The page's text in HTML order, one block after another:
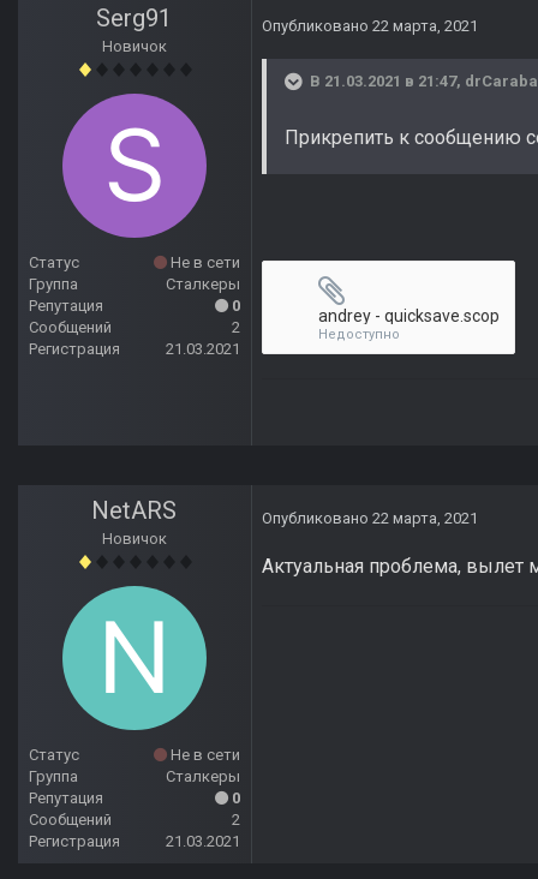
Serg91
Новичок
Статус
Не в сети
Группа
Сталкеры
Репутация
0
Сообщений
2
Регистрация
21.03.2021
Опубликовано 22 марта, 2021
В 21.03.2021 в 21:47,
Прикрепить к сообщению
andrey - quicksave.scop
Недоступно
NetARS
Новичок
Статус
Не в сети
Группа
Сталкеры
Репутация
0
Сообщений
2
Регистрация
21.03.2021
Опубликовано 22 марта, 2021
Актуальная проблема, вылет